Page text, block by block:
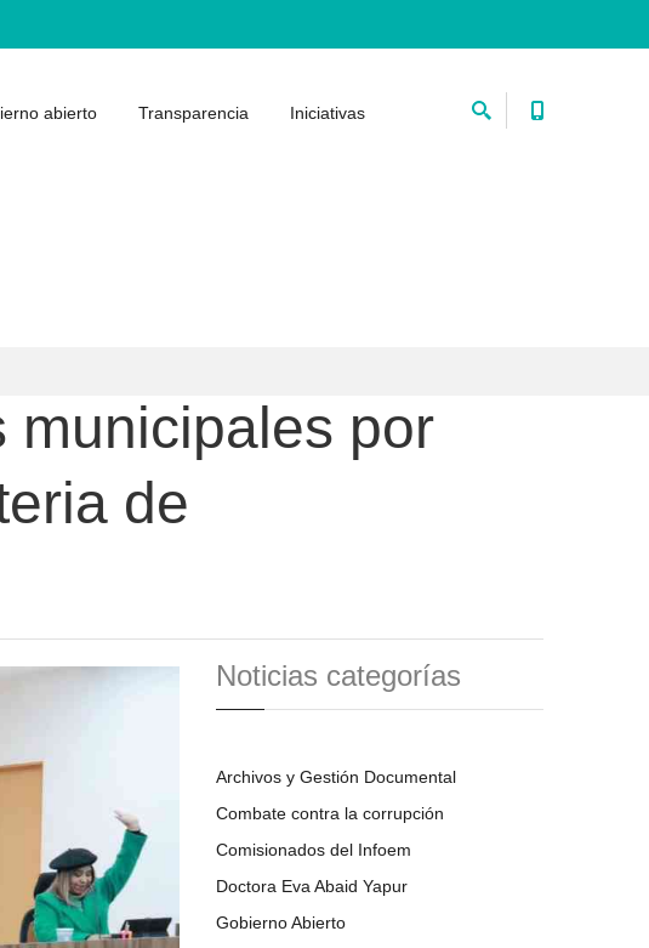
abierto Transparencia Iniciativas
municipales por
de
Noticias categorías
Archivos y Gestión Documental
Combate contra la corrupción
Comisionados del Infoem
Doctora Eva Abaid Yapur
Gobierno Abierto